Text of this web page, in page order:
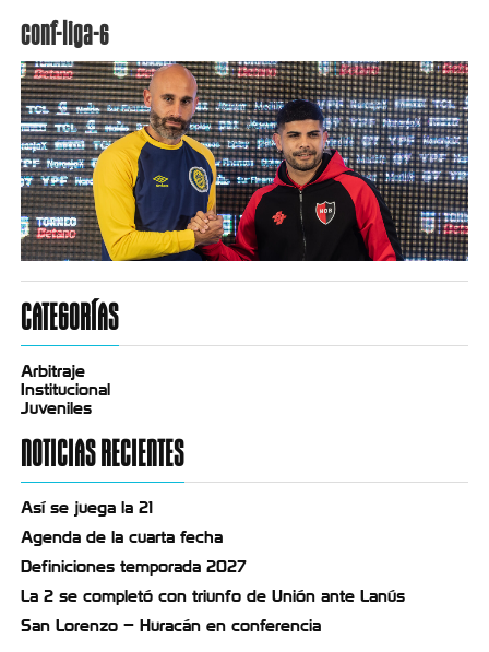
conf-liga-6
CATEGORÍAS
Arbitraje
Institucional
Juveniles
NOTICIAS RECIENTES
Así se juega la 21
Agenda de la cuarta fecha
Definiciones temporada 2027
La 2 se completó con triunfo de Unión ante Lanús
San Lorenzo – Huracán en conferencia